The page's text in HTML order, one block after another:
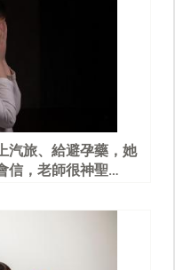
汽旅、給避孕藥，她
信，老師很神聖…